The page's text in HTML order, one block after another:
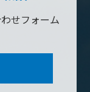
せフォーム